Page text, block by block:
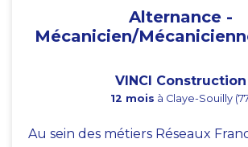
Alternance -
Mécanicien/
VINCI Construction
12 mois à Claye-Souilly
Au sein des métiers Réseaux